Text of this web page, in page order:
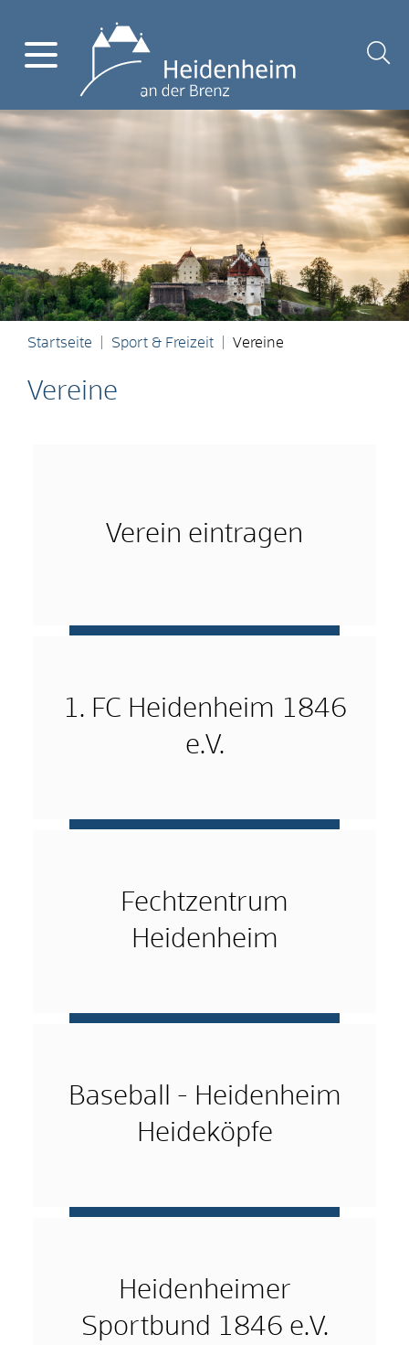
Startseite Sport & Freizeit Vereine
Vereine
Verein eintragen
1. FC Heidenheim 1846
e.V.
Fechtzentrum
Heidenheim
Baseball - Heidenheim
Heideköpfe
Heidenheimer
Sportbund 1846 e.V.